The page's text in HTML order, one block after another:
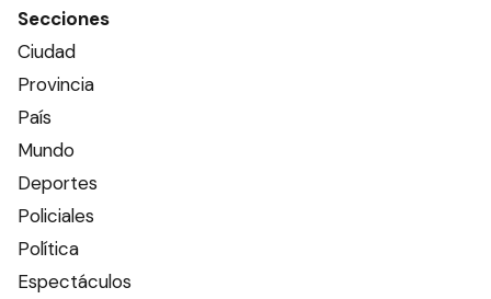
Secciones
Ciudad
Provincia
País
Mundo
Deportes
Policiales
Política
Espectáculos